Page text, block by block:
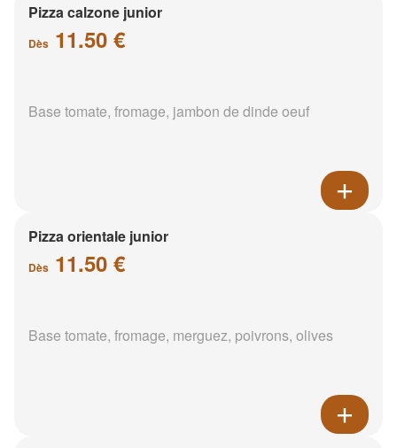
Pizza calzone junior
Dès 11.50 €
Base tomate, fromage, jambon de dinde oeuf
Pizza orientale junior
Dès 11.50 €
Base tomate, fromage, merguez, poivrons, olives